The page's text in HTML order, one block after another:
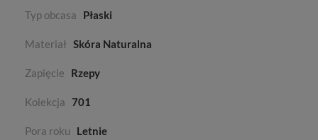
Typ obcasa Płaski
Materiał Skóra Naturalna
Zapięcie Rzepy
Kolekcja 701
Pora roku Letnie